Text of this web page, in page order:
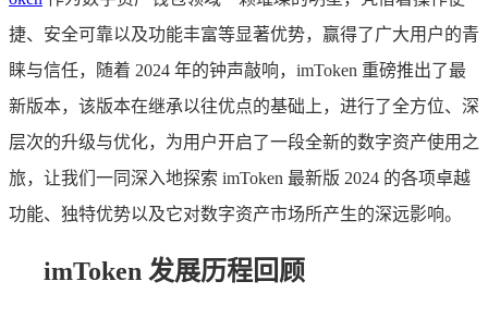
捷、安全可靠以及功能丰富等显著优势，赢得了广大用户的青
睐与信任，随着 2024 年的钟声敲响，imToken 重磅推出了最
新版本，该版本在继承以往优点的基础上，进行了全方位、深
层次的升级与优化，为用户开启了一段全新的数字资产使用之
旅，让我们一同深入地探索 imToken 最新版 2024 的各项卓越
功能、独特优势以及它对数字资产市场所产生的深远影响。
imToken 发展历程回顾